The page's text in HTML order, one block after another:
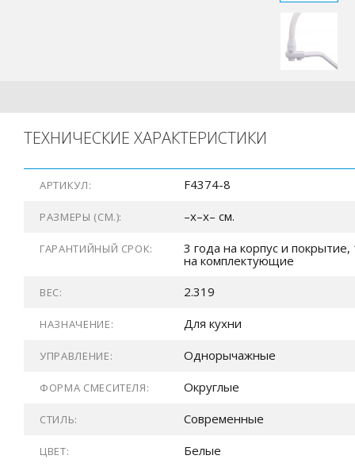
ТЕХНИЧЕСКИЕ ХАРАКТЕРИСТИКИ
АРТИКУЛ: F4374-8
РАЗМЕРЫ (СМ.): –x–x– см.
ГАРАНТИЙНЫЙ СРОК:
3 года на корпус и покрытие,
на комплектующие
ВЕС: 2.319
НАЗНАЧЕНИЕ: Для кухни
УПРАВЛЕНИЕ: Однорычажные
ФОРМА СМЕСИТЕЛЯ: Округлые
СТИЛЬ: Современные
ЦВЕТ: Белые